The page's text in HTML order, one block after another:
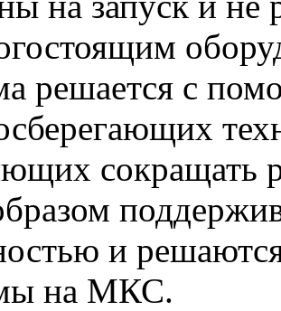
решается с
сокращать
и
на МКС.